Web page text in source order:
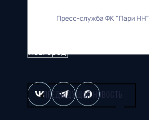
Пресс-служба ФК "Пари НН"
ПРЕДЫДУЩАЯ НОВОСТЬ
Футбольный клуб